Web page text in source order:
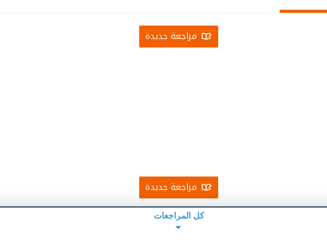
مراجعة جديدة
مراجعة جديدة
كل المراجعات